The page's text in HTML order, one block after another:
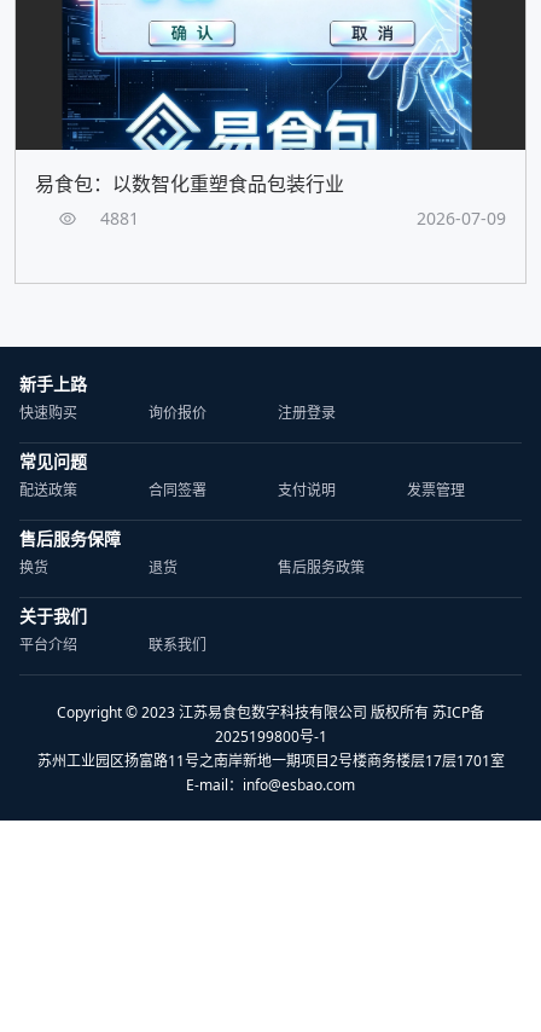
易食包：以数智化重塑食品包装行业
4881 2026-07-09
新手上路
快速购买 询价报价 注册登录
常见问题
配送政策 合同签署 支付说明 发票管理
售后服务保障
换货 退货 售后服务政策
关于我们
平台介绍 联系我们
Copyright © 2023 江苏易食包数字科技有限公司 版权所有 苏ICP备
2025199800号-1
苏州工业园区扬富路11号之南岸新地一期项目2号楼商务楼层17层1701室
E-mail： info@esbao.com